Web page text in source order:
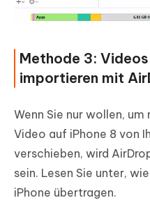
Methode 3:
importieren mit
Wenn Sie nur wollen,
Video auf iPhone 8 von
verschieben, wird
sein. Lesen Sie unter,
iPhone übertragen.